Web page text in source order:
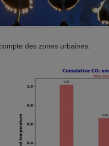
des zones urbaines.